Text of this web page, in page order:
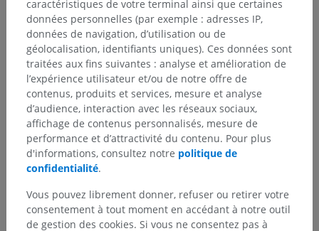
caractéristiques de votre terminal ainsi que certaines
données personnelles (par exemple : adresses IP,
données de navigation, d’utilisation ou de
géolocalisation, identifiants uniques). Ces données sont
traitées aux fins suivantes : analyse et amélioration de
l’expérience utilisateur et/ou de notre offre de
contenus, produits et services, mesure et analyse
d’audience, interaction avec les réseaux sociaux,
affichage de contenus personnalisés, mesure de
performance et d’attractivité du contenu. Pour plus
d'informations, consultez notre politique de
confidentialité.
Vous pouvez librement donner, refuser ou retirer votre
consentement à tout moment en accédant à notre outil
de gestion des cookies. Si vous ne consentez pas à